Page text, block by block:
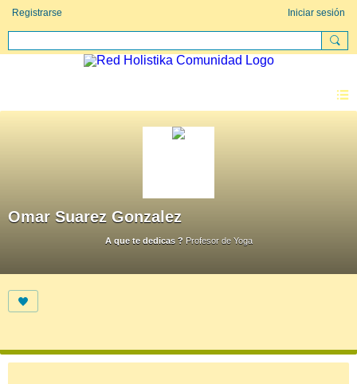
Registrarse Iniciar sesión
Omar Suarez Gonzalez
A que te dedicas ? Profesor de Yoga